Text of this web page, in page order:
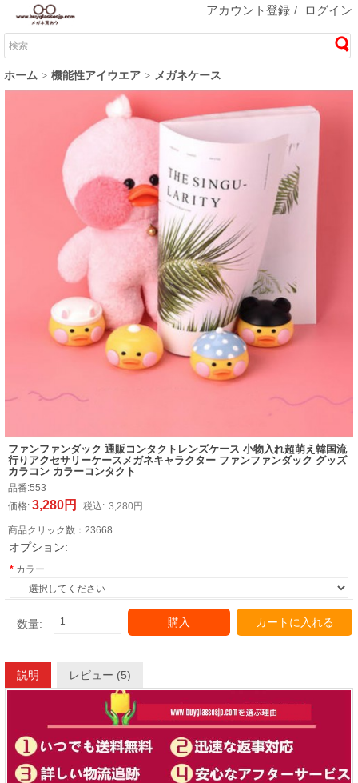
アカウント登録 / ログイン
ホーム 機能性アイウエア メガネケース
ファンファンダック 通販コンタクトレンズケース 小物入れ超萌え韓国流
行りアクセサリーケースメガネキャラクター ファンファンダック グッズ
カラコン カラーコンタクト
品番:553
価格: 3,280円 税込: 3,280円
商品クリック数： 23668
オプション:
カラー
数量: 購入 カートに入れる
説明 レビュー (5)